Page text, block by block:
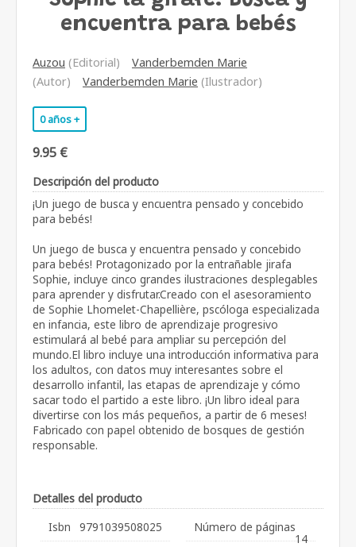
encuentra para bebés
Auzou (Editorial)
Vanderbemden Marie
(Autor)
Vanderbemden Marie (Ilustrador)
0 años +
9.95 €
Descripción del producto
¡Un juego de busca y encuentra pensado y concebido
para bebés!
Un juego de busca y encuentra pensado y concebido
para bebés! Protagonizado por la entrañable jirafa
Sophie, incluye cinco grandes ilustraciones desplegables
para aprender y disfrutar.Creado con el asesoramiento
de Sophie Lhomelet-Chapellière, pscóloga especializada
en infancia, este libro de aprendizaje progresivo
estimulará al bebé para ampliar su percepción del
mundo.El libro incluye una introducción informativa para
los adultos, con datos muy interesantes sobre el
desarrollo infantil, las etapas de aprendizaje y cómo
sacar todo el partido a este libro. ¡Un libro ideal para
divertirse con los más pequeños, a partir de 6 meses!
Fabricado con papel obtenido de bosques de gestión
responsable.
Detalles del producto
Isbn
9791039508025
Número de páginas
14